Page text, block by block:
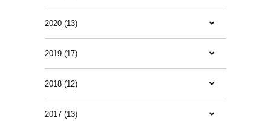
2020 (13)
2019 (17)
2018 (12)
2017 (13)